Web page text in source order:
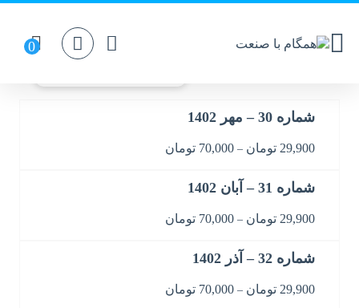
مجله
شماره 30 – مهر 1402
29,900 تومان –
70,000 تومان
شماره 31 – آبان 1402
29,900 تومان –
70,000 تومان
شماره 32 – آذر 1402
29,900 تومان –
70,000 تومان